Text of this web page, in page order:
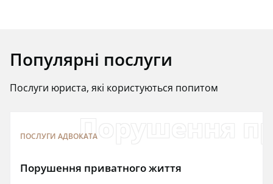
Популярні послуги
Послуги юриста, які користуються попитом
ПОСЛУГИ АДВОКАТАПорушення
Порушення приватного життя